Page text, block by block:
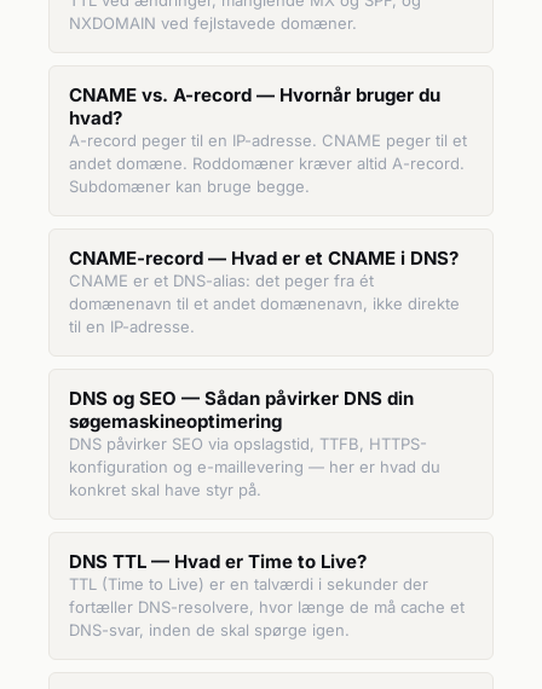
NXDOMAIN ved fejlstavede domæner.
CNAME vs. A-record — Hvornår bruger du
hvad?
A-record peger til en IP-adresse. CNAME peger til et
andet domæne. Roddomæner kræver altid A-record.
Subdomæner kan bruge begge.
CNAME-record — Hvad er et CNAME i DNS?
CNAME er et DNS-alias: det peger fra ét
domænenavn til et andet domænenavn, ikke direkte
til en IP-adresse.
DNS og SEO — Sådan påvirker DNS din
søgemaskineoptimering
DNS påvirker SEO via opslagstid, TTFB, HTTPS-
konfiguration og e-maillevering — her er hvad du
konkret skal have styr på.
DNS TTL — Hvad er Time to Live?
TTL (Time to Live) er en talværdi i sekunder der
fortæller DNS-resolvere, hvor længe de må cache et
DNS-svar, inden de skal spørge igen.